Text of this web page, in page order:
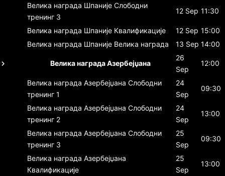
Велика награда Шпаније Слободни
тренинг 3
12 Sep 11:30
Велика награда Шпаније Квалификације 12 Sep 15:00
Велика награда Шпаније Велика награда 13 Sep 14:00
Велика награда Азербејџана
26
Sep
12:00
Велика награда Азербејџана Слободни
тренинг 1
24
Sep
09:30
Велика награда Азербејџана Слободни
тренинг 2
24
Sep
13:00
Велика награда Азербејџана Слободни
тренинг 3
25
Sep
09:30
Велика награда Азербејџана
Квалификације
25
Sep
13:00